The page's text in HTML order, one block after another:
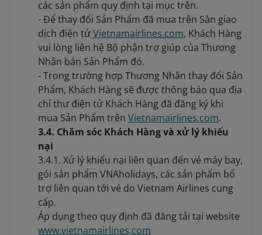
các sản phẩm quy định tại mục trên.
- Để thay đổi Sản Phẩm đã mua trên Sàn giao
dịch điện tửVietnamairlines.com, Khách Hàng
vui lòng liên hệ Bộ phận trợ giúp của Thương
Nhân bán Sản Phẩm đó.
- Trong trường hợp Thương Nhân thay đổi Sản
Phẩm, Khách Hàng sẽ được thông báo qua địa
chỉ thư điện tử Khách Hàng đã đăng ký khi
mua Sản Phẩm trên Vietnamairlines.com.
3.4. Chăm sóc Khách Hàng và xử lý khiếu
nại
3.4.1. Xử lý khiếu nại liên quan đến vé máy bay,
gói sản phẩm VNAholidays, các sản phẩm bổ
trợ liên quan tới vé do Vietnam Airlines cung
cấp.
Áp dụng theo quy định đã đăng tải tại website
www.vietnamairlines.com